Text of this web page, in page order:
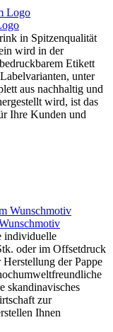
in Spitzenqualität
wird in der
Etikett
unter
aus nachhaltig und
wird, ist das
Ihre Kunden und
individuelle
oder im Offsetdruck
der Pappe
skandinavisches
zur
Ihnen